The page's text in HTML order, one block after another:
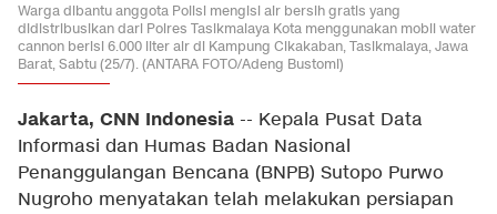
Warga dibantu anggota Polisi mengisi air bersih gratis yang
didistribusikan dari Polres Tasikmalaya Kota menggunakan mobil water
cannon berisi 6.000 liter air di Kampung Cikakaban, Tasikmalaya, Jawa
Barat, Sabtu (25/7). (ANTARA FOTO/Adeng Bustomi)
Jakarta, CNN Indonesia -- Kepala Pusat Data
Informasi dan Humas Badan Nasional
Penanggulangan Bencana (BNPB) Sutopo Purwo
Nugroho menyatakan telah melakukan persiapan